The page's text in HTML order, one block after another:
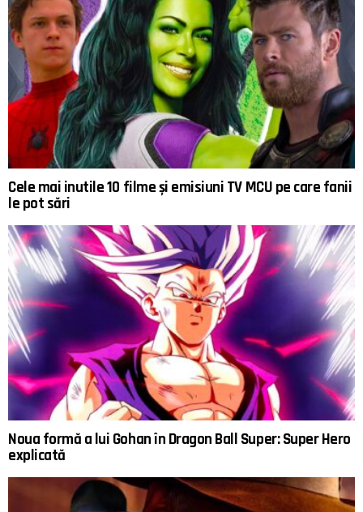
Cele mai inutile 10 filme și emisiuni TV MCU pe care fanii
le pot sări
Noua formă a lui Gohan în Dragon Ball Super: Super Hero
explicată